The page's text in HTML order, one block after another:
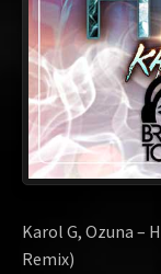
Karol G, Ozuna –
Remix)